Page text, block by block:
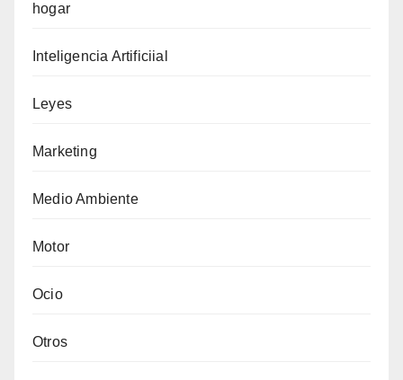
hogar
Inteligencia Artificiial
Leyes
Marketing
Medio Ambiente
Motor
Ocio
Otros